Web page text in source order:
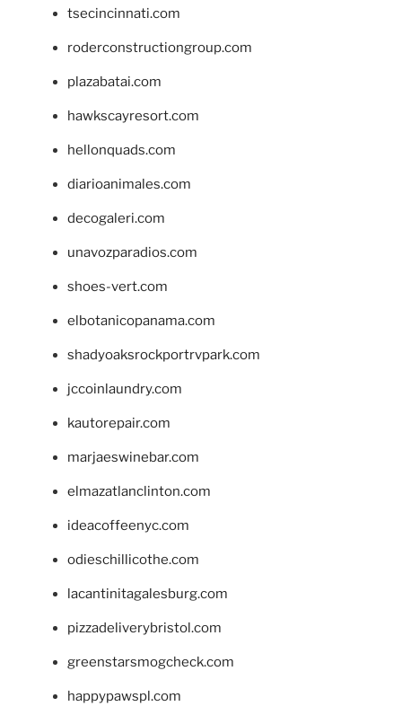
tsecincinnati.com
roderconstructiongroup.com
plazabatai.com
hawkscayresort.com
hellonquads.com
diarioanimales.com
decogaleri.com
unavozparadios.com
shoes-vert.com
elbotanicopanama.com
shadyoaksrockportrvpark.com
jccoinlaundry.com
kautorepair.com
marjaeswinebar.com
elmazatlanclinton.com
ideacoffeenyc.com
odieschillicothe.com
lacantinitagalesburg.com
pizzadeliverybristol.com
greenstarsmogcheck.com
happypawspl.com